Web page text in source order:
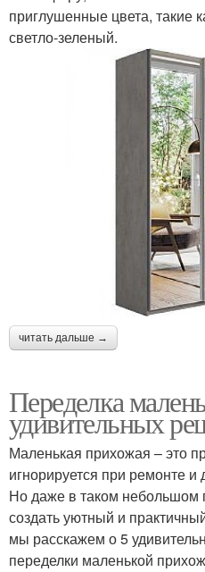
приглушенные цвета, такие
светло-зеленый.
читать дальше →
Переделка
удивительных
Маленькая прихожая – это
игнорируется при ремонте
Но даже в таком небольшом
создать уютный и
мы расскажем о 5
переделки маленькой